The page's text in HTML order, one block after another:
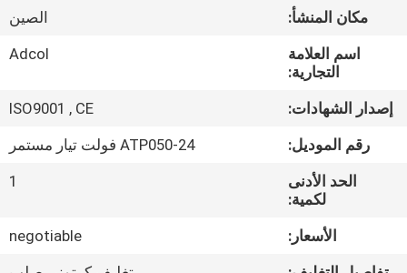
أشرطة
فيديو
حول
جولة
المعمل
مكان المنشأ:
الصين
اسم العلامة
التجارية:
Adcol
إصدار الشهادات:
ISO9001 , CE
رقم الموديل:
ATP050-24 فولت تيار مستمر
الحد الأدنى
لكمية:
1
الأسعار:
negotiable